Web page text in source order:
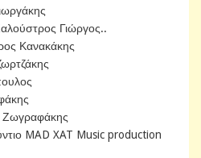
Γιώργος..
Κανακάκης
MAD XAT Music production